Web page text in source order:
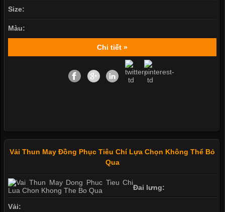
Size:
Màu:
Chi tiết »
Vải Thun May Đồng Phục Tiêu Chí Lựa Chọn Không Thể Bỏ
Qua
Đai lưng:
Vải: